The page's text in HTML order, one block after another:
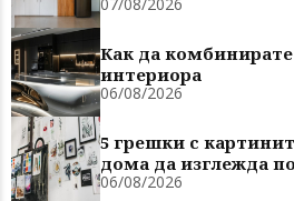
Как да
интериора
06/08/2026
5 грешки с
дома да изглежда
06/08/2026